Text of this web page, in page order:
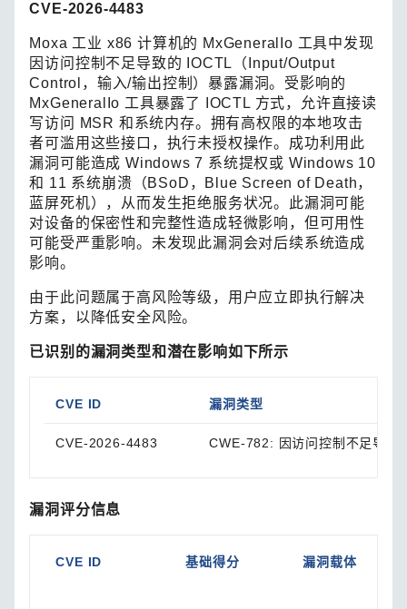
CVE-2026-4483
Moxa 工业 x86 计算机的 MxGeneralIo 工具中发现
因访问控制不足导致的 IOCTL（Input/Output
Control，输入/输出控制）暴露漏洞。受影响的
MxGeneralIo 工具暴露了 IOCTL 方式，允许直接读
写访问 MSR 和系统内存。拥有高权限的本地攻击
者可滥用这些接口，执行未授权操作。成功利用此
漏洞可能造成 Windows 7 系统提权或 Windows 10
和 11 系统崩溃（BSoD，Blue Screen of Death，
蓝屏死机），从而发生拒绝服务状况。此漏洞可能
对设备的保密性和完整性造成轻微影响，但可用性
可能受严重影响。未发现此漏洞会对后续系统造成
影响。
由于此问题属于高风险等级，用户应立即执行解决
方案，以降低安全风险。
已识别的漏洞类型和潜在影响如下所示
CVE ID 漏洞类型
CVE-2026-4483 CWE-782: 因访问控制不足导致
漏洞评分信息
CVE ID 基础得分 漏洞载体